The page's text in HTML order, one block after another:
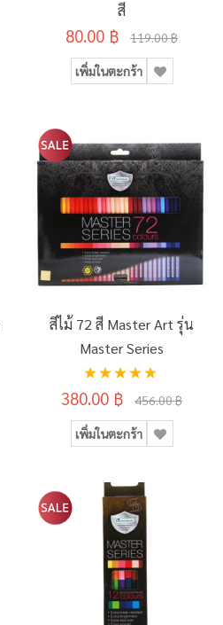
สี
80.00 ฿ 119.00 ฿
เพิ่มในตะกร้า
สีไม้ 72 สี Master Art รุ่น
Master Series
อันดับ:
100%
380.00 ฿ 456.00 ฿
เพิ่มในตะกร้า